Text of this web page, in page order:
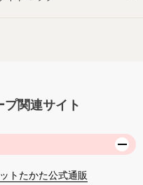
プ関連サイト
トたかた公式通販